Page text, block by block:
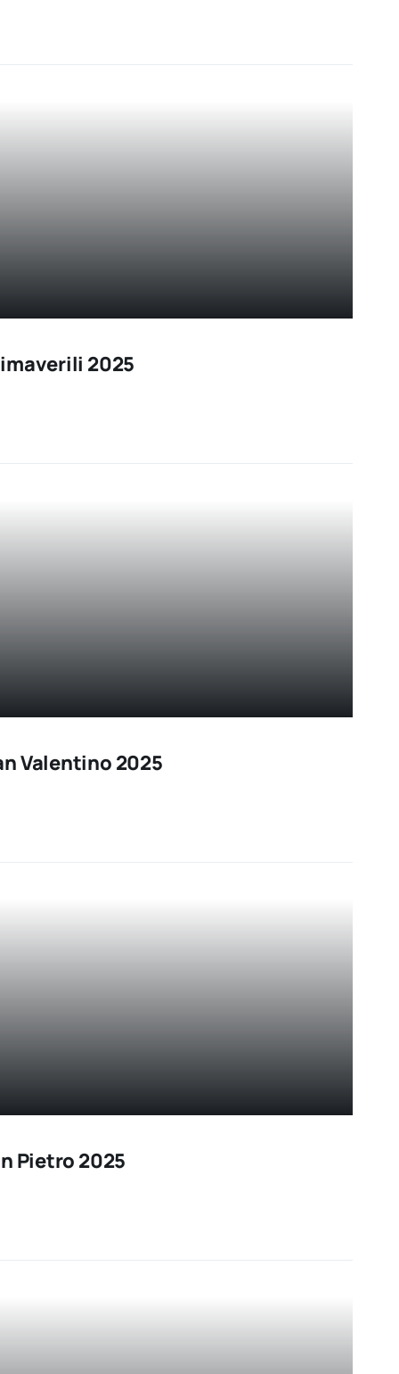
2025
Valentino 2025
Pietro 2025